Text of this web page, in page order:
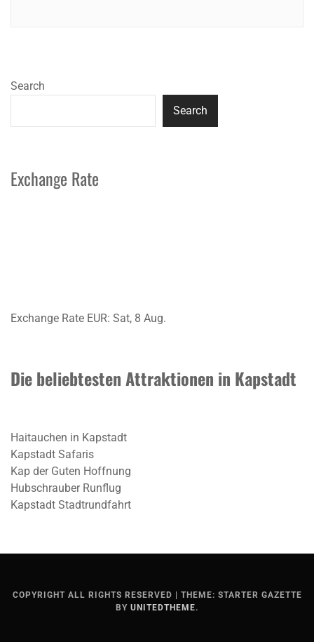
Search
Search
Exchange Rate
Exchange Rate EUR: Sat, 8 Aug.
Die beliebtesten Attraktionen in Kapstadt
Haitauchen in Kapstadt
Kapstadt Safaris
Kap der Guten Hoffnung
Hubschrauber Runflug
Kapstadt Stadtrundfahrt
COPYRIGHT ALL RIGHTS RESERVED
THEME: STARTER GAZETTE
BY UNITEDTHEME.